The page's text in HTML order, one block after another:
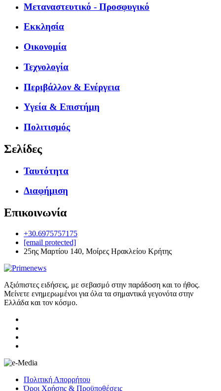
Μεταναστευτικό - Προσφυγικό
Εκκλησία
Οικονομία
Τεχνολογία
Περιβάλλον & Ενέργεια
Υγεία & Επιστήμη
Πολιτισμός
Σελίδες
Ταυτότητα
Διαφήμιση
Επικοινωνία
+30.6975757175
[email protected]
25ης Μαρτίου 140, Μοίρες Ηρακλείου Κρήτης
Αξιόπιστες ειδήσεις, με σεβασμό στην παράδοση και το ήθος.
Μείνετε ενημερωμένοι για όλα τα σημαντικά γεγονότα στην
Ελλάδα και τον κόσμο.
Πολιτική Απορρήτου
Όροι Χρήσης & Προϋποθέσεις